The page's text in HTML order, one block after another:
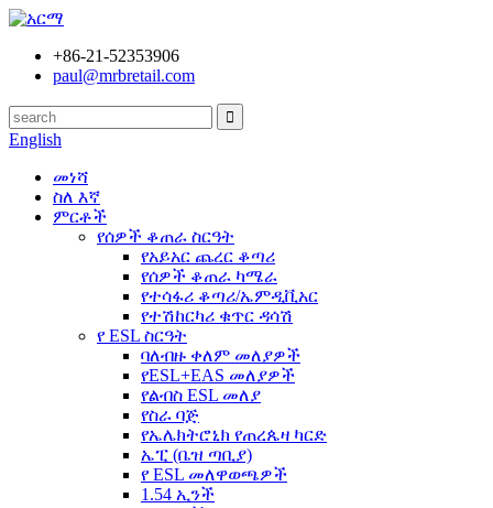
+86-21-52353906
paul@mrbretail.com
English
መነሻ
ስለ እኛ
ምርቶች
የሰዎች ቆጠራ ስርዓት
የአይአር ጨረር ቆጣሪ
የሰዎች ቆጠራ ካሜራ
የተሳፋሪ ቆጣሪ/ኤምዲቪአር
የተሽከርካሪ ቁጥር ዳሳሽ
የ ESL ስርዓት
ባለብዙ ቀለም መለያዎች
የESL+EAS መለያዎች
የልብስ ESL መለያ
የስራ ባጅ
የኤሌክትሮኒክ የጠረጴዛ ካርድ
ኤፒ (ቤዝ ጣቢያ)
የ ESL መለዋወጫዎች
1.54 ኢንች